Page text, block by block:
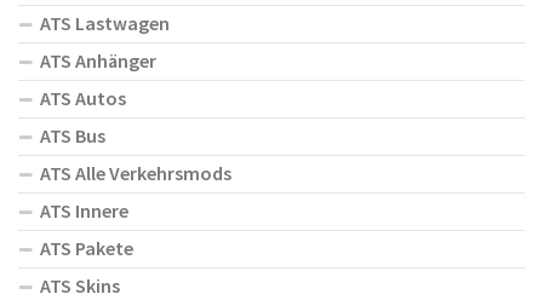
ATS Lastwagen
ATS Anhänger
ATS Autos
ATS Bus
ATS Alle Verkehrsmods
ATS Innere
ATS Pakete
ATS Skins